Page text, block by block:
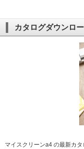
カタログダウンロ
マイスクリーンa4 の最新カタ